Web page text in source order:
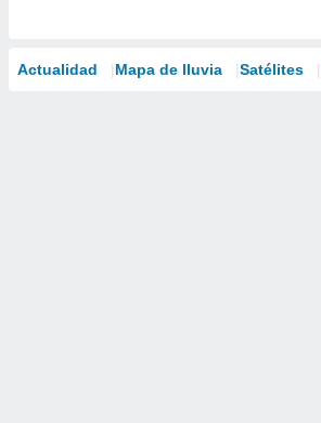
Actualidad Mapa de lluvia Satélites